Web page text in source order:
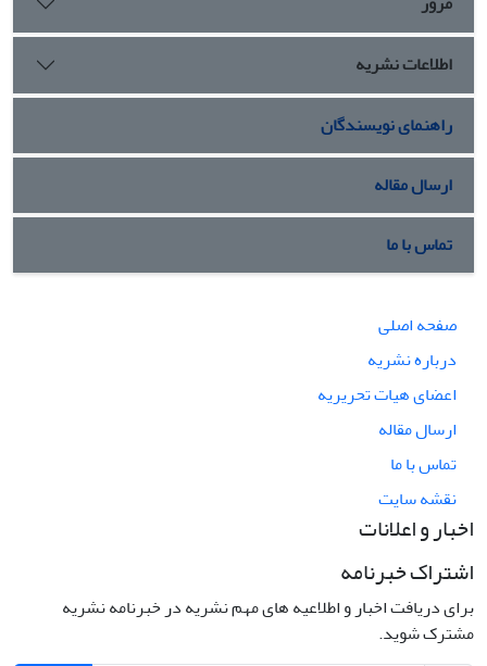
اطلاعات نشریه
راهنمای نویسندگان
ارسال مقاله
تماس با ما
صفحه اصلی
درباره نشریه
اعضای هیات تحریریه
ارسال مقاله
تماس با ما
نقشه سایت
اخبار و اعلانات
اشتراک خبرنامه
برای دریافت اخبار و اطلاعیه های مهم نشریه در خبرنامه نشریه
مشترک شوید.